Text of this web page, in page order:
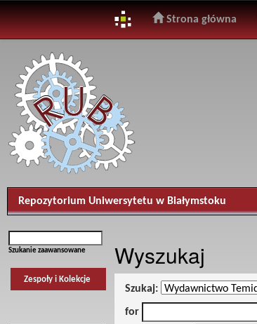
navigation
Strona główna
Repozytorium Uniwersytetu w Białymstoku
Szukanie zaawansowane
Zespoły i Kolekcje
Wyszukaj
Szukaj:
for